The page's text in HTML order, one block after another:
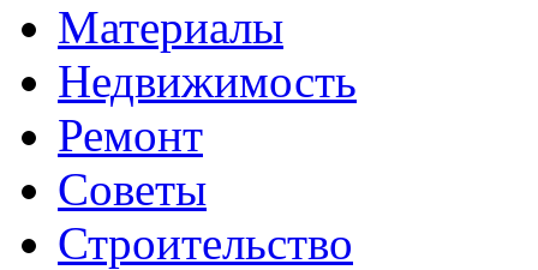
Материалы
Недвижимость
Ремонт
Советы
Строительство